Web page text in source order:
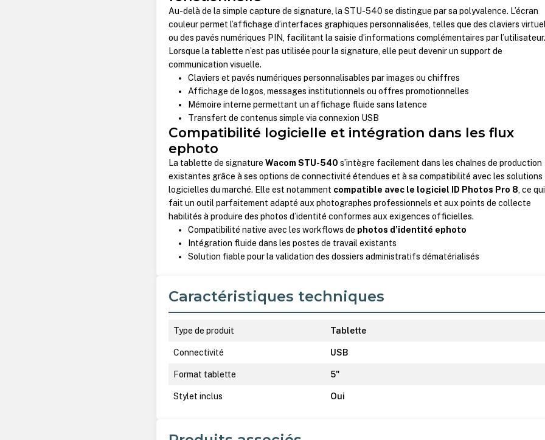
Au-delà de la simple capture de signature, la STU-540 se distingue par sa polyvalence. L’écran
couleur permet l’affichage d’interfaces graphiques personnalisées, telles que des claviers
ou des pavés numériques PIN, facilitant la saisie d’informations complémentaires par
Lorsque la tablette n’est pas utilisée pour la signature, elle peut devenir un support de
communication visuelle.
Claviers et pavés numériques personnalisables par images ou chiffres
Affichage de logos, messages institutionnels ou offres promotionnelles
Mémoire interne permettant un affichage fluide sans latence
Transfert de contenus simple via connexion USB
Compatibilité logicielle et intégration dans les flux
ephoto
La tablette de signatureWacom STU-540 s’intègre facilement dans les chaînes de production
existantes grâce à ses options de connectivité étendues et à sa compatibilité avec les solutions
logicielles du marché. Elle est notamment compatible avec le logiciel ID Photos Pro 8, ce
fait un outil parfaitement adapté aux photographes professionnels et aux points de collecte
habilités à produire des photos d’identité conformes aux exigences officielles.
Compatibilité native avec les workflows de photos d’identité ephoto
Intégration fluide dans les postes de travail existants
Solution fiable pour la validation des dossiers administratifs dématérialisés
Caractéristiques techniques
Type de produit Tablette
Connectivité USB
Format tablette 5"
Stylet inclus Oui